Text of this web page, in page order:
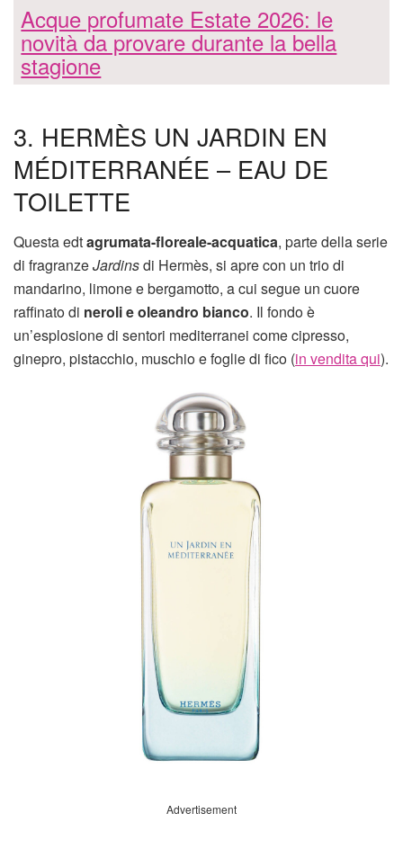
Acque profumate Estate 2026: le
novità da provare durante la bella
stagione
3. HERMÈS UN JARDIN EN
MÉDITERRANÉE – EAU DE
TOILETTE
Questa edtagrumata-floreale-acquatica, parte della serie
di fragranzeJardinsdi Hermès, si apre con un trio di
mandarino, limone e bergamotto, a cui segue un cuore
raffinato di neroli e oleandro bianco. Il fondo è
un’esplosione di sentori mediterranei come cipresso,
ginepro, pistacchio, muschio e foglie di fico (in vendita qui).
Advertisement